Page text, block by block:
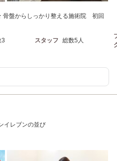
盤からしっかり整える施術院 初回
3 スタッフ 総数5人
イレブンの並び